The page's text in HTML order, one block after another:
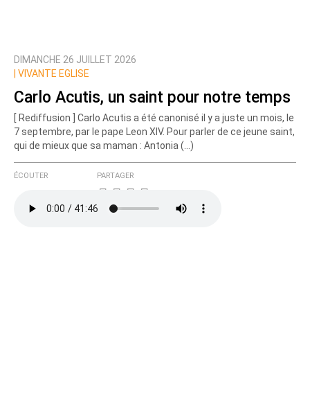
DIMANCHE 26 JUILLET 2026
VIVANTE EGLISE
Carlo Acutis, un saint pour notre temps
[ Rediffusion ] Carlo Acutis a été canonisé il y a juste un mois, le
7 septembre, par le pape Leon XIV. Pour parler de ce jeune saint,
qui de mieux que sa maman : Antonia (…)
ÉCOUTER PARTAGER